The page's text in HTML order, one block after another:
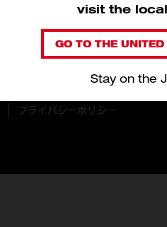
visit the
GO TO THE
Stay on the
プライバシーポリシー